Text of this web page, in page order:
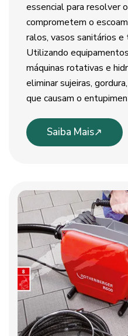
essencial para resolver
comprometem o
ralos, vasos sanitários
Utilizando
máquinas rotativas e
eliminar sujeiras,
que causam o
Saiba Mais